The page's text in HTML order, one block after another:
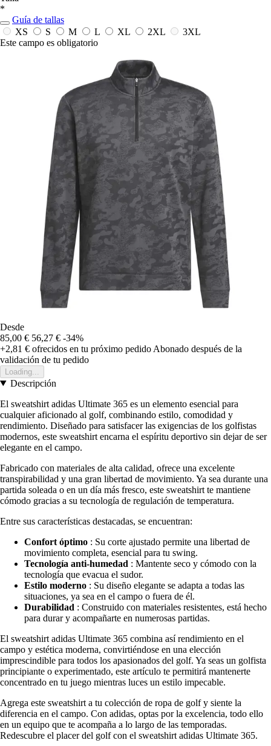
*
Guía de tallas
XS
S M L XL 2XL
3XL
Este campo es obligatorio
Desde
85,00 € 56,27 € -34%
+2,81 € ofrecidos en tu próximo pedido Abonado después de la
validación de tu pedido
Loading...
Descripción
El sweatshirt adidas Ultimate 365 es un elemento esencial para
cualquier aficionado al golf, combinando estilo, comodidad y
rendimiento. Diseñado para satisfacer las exigencias de los golfistas
modernos, este sweatshirt encarna el espíritu deportivo sin dejar de ser
elegante en el campo.
Fabricado con materiales de alta calidad, ofrece una excelente
transpirabilidad y una gran libertad de movimiento. Ya sea durante una
partida soleada o en un día más fresco, este sweatshirt te mantiene
cómodo gracias a su tecnología de regulación de temperatura.
Entre sus características destacadas, se encuentran:
Confort óptimo : Su corte ajustado permite una libertad de
movimiento completa, esencial para tu swing.
Tecnología anti-humedad : Mantente seco y cómodo con la
tecnología que evacua el sudor.
Estilo moderno : Su diseño elegante se adapta a todas las
situaciones, ya sea en el campo o fuera de él.
Durabilidad : Construido con materiales resistentes, está hecho
para durar y acompañarte en numerosas partidas.
El sweatshirt adidas Ultimate 365 combina así rendimiento en el
campo y estética moderna, convirtiéndose en una elección
imprescindible para todos los apasionados del golf. Ya seas un golfista
principiante o experimentado, este artículo te permitirá mantenerte
concentrado en tu juego mientras luces un estilo impecable.
Agrega este sweatshirt a tu colección de ropa de golf y siente la
diferencia en el campo. Con adidas, optas por la excelencia, todo ello
en un equipo que te acompaña a lo largo de las temporadas.
Redescubre el placer del golf con el sweatshirt adidas Ultimate 365.